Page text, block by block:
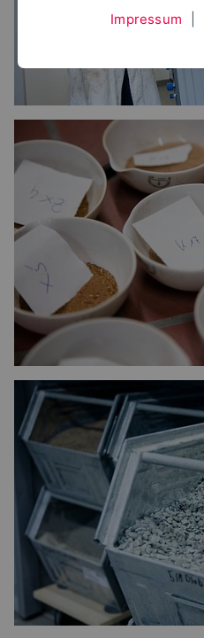
Impressum